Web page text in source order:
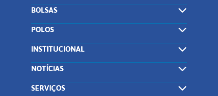
BOLSAS
POLOS
INSTITUCIONAL
NOTÍCIAS
SERVIÇOS